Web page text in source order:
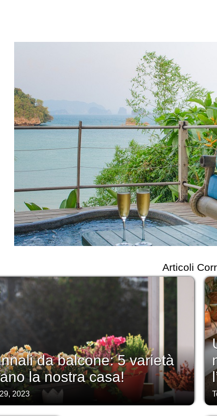
Articoli
da balcone: 5 varietà
la nostra casa!
2023